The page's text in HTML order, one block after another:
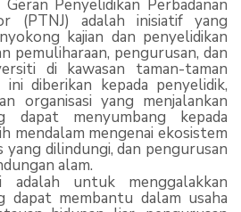
Penyelidikan Perbadanan
(PTNJ) adalah inisiatif yang
kajian dan penyelidikan
pemuliharaan, pengurusan, dan
di kawasan taman-taman
diberikan kepada penyelidik,
organisasi yang menjalankan
dapat menyumbang kepada
mendalam mengenai ekosistem
yang dilindungi, dan pengurusan
alam.
untuk menggalakkan
dapat membantu dalam usaha